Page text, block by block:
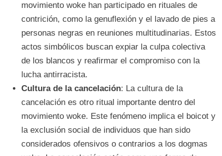
movimiento woke han participado en rituales de
contrición, como la genuflexión y el lavado de pies a
personas negras en reuniones multitudinarias. Estos
actos simbólicos buscan expiar la culpa colectiva
de los blancos y reafirmar el compromiso con la
lucha antirracista.
Cultura de la cancelación: La cultura de la
cancelación es otro ritual importante dentro del
movimiento woke. Este fenómeno implica el boicot y
la exclusión social de individuos que han sido
considerados ofensivos o contrarios a los dogmas